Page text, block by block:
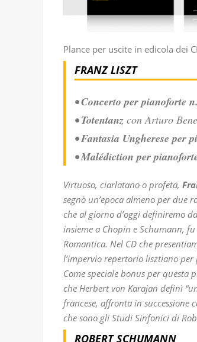
Plance per uscite in edicola dei
FRANZ LISZT
•Concerto per pianoforte
•Totentanz con Arturo
•Fantasia Ungherese per
•Malédiction per
Virtuoso, ciarlatano o profeta,
segnò un’epoca almeno per due
che al giorno d’oggi definiremo
insieme a Chopin e Schumann,
Romantica. Nel CD che
l’impervio repertorio lisztiano per
Come speciale bonus per questa
che Herbert von Karajan definì
francese, affronta in successione
che sono gli Studi Sinfonici di
ROBERT SCHUMANN